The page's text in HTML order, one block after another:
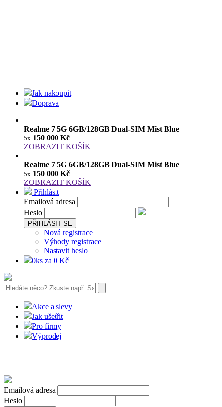
Jak nakoupit
Doprava
Realme 7 5G 6GB/128GB Dual-SIM Mist Blue
5x 150 000 Kč
ZOBRAZIT KOŠÍK
Realme 7 5G 6GB/128GB Dual-SIM Mist Blue
5x 150 000 Kč
ZOBRAZIT KOŠÍK
Přihlásit
Emailová adresa
Heslo
PŘIHLÁSIT SE
Nová registrace
Výhody registrace
Nastavit heslo
0ks za 0 Kč
Akce a slevy
Jak ušetřit
Pro firmy
Výprodej
Emailová adresa
Heslo